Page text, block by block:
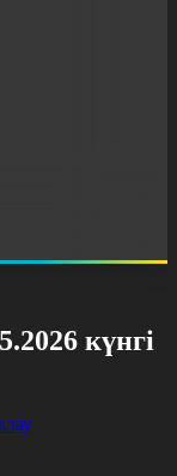
күнгі